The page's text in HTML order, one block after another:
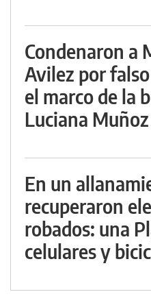
Condenaron a
Avilez por
el marco de la
Luciana Muñoz
En un
recuperaron
robados: una
celulares y